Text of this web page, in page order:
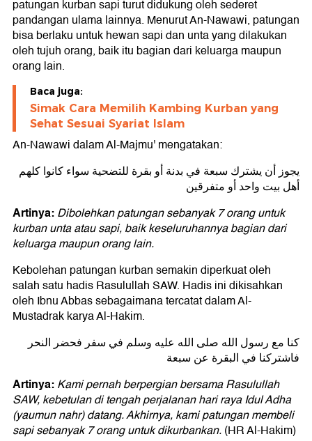
patungan kurban sapi turut didukung oleh sederet
pandangan ulama lainnya. Menurut An-Nawawi, patungan
bisa berlaku untuk hewan sapi dan unta yang dilakukan
oleh tujuh orang, baik itu bagian dari keluarga maupun
orang lain.
Baca juga:
Simak Cara Memilih Kambing Kurban yang
Sehat Sesuai Syariat Islam
An-Nawawi dalam Al-Majmu' mengatakan:
يجوز أن يشترك سبعة في بدنة أو بقرة للتضحية سواء كانوا كلهم
أهل بيت واحد أو متفرقين
Artinya:Dibolehkan patungan sebanyak 7 orang untuk
kurban unta atau sapi, baik keseluruhannya bagian dari
keluarga maupun orang lain.
Kebolehan patungan kurban semakin diperkuat oleh
salah satu hadis Rasulullah SAW. Hadis ini dikisahkan
oleh Ibnu Abbas sebagaimana tercatat dalam Al-
Mustadrak karya Al-Hakim.
كنا مع رسول الله صلى الله عليه وسلم في سفر فحضر النحر
فاشتركنا في البقرة عن سبعة
Artinya:Kami pernah berpergian bersama Rasulullah
SAW, kebetulan di tengah perjalanan hari raya Idul Adha
(yaumun nahr) datang. Akhirnya, kami patungan membeli
sapi sebanyak 7 orang untuk dikurbankan.(HR Al-Hakim)